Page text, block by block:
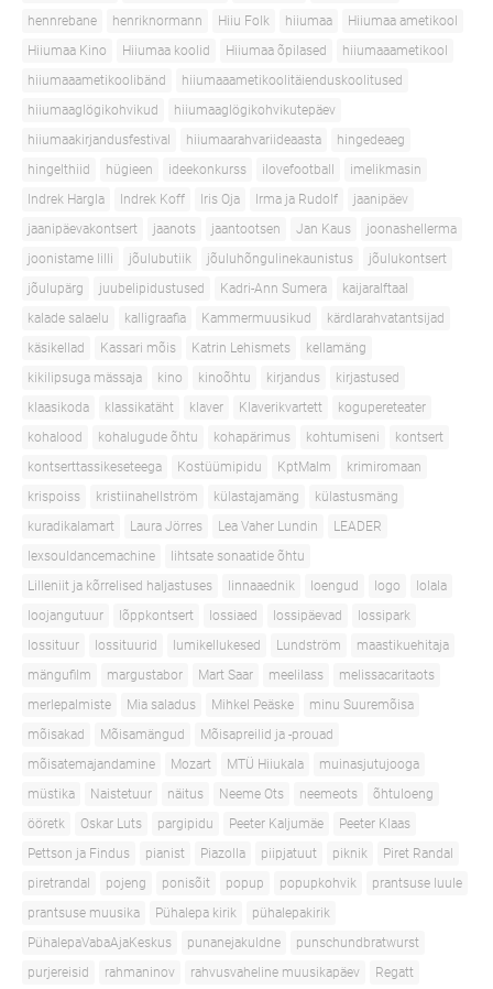
hennrebane
henriknormann Hiiu Folk hiiumaa
Hiiumaa ametikool
Hiiumaa Kino
Hiiumaa koolid Hiiumaa õpilased
hiiumaaametikool
hiiumaaametikoolibänd
hiiumaaametikoolitäienduskoolitused
hiiumaaglögikohvikud
hiiumaaglögikohvikutepäev
hiiumaakirjandusfestival
hiiumaarahvariideaasta
hingedeaeg
hingelthiid
hügieen ideekonkurss ilovefootball
imelikmasin
Indrek Hargla
Indrek Koff Iris Oja Irma ja Rudolf
jaanipäev
jaanipäevakontsert
jaanots jaantootsen Jan Kaus
joonashellerma
joonistame lilli
jõulubutiik jõuluhõngulinekaunistus
jõulukontsert
jõulupärg
juubelipidustused Kadri-Ann Sumera
kaijaralftaal
kalade salaelu
kalligraafia Kammermuusikud
kärdlarahvatantsijad
käsikellad
Kassari mõis Katrin Lehismets
kellamäng
kikilipsuga mässaja
kino kinoõhtu kirjandus
kirjastused
klaasikoda
klassikatäht klaver Klaverikvartett
kogupereteater
kohalood
kohalugude õhtu kohapärimus kohtumiseni
kontsert
kontserttassikeseteega
Kostüümipidu KptMalm
krimiromaan
krispoiss
kristiinahellström külastajamäng
külastusmäng
kuradikalamart
Laura Jörres Lea Vaher Lundin
LEADER
lexsouldancemachine
lihtsate sonaatide õhtu
Lilleniit ja kõrrelised haljastuses
linnaaednik loengud logo
lolala
loojangutuur
lõppkontsert lossiaed lossipäevad
lossipark
lossituur
lossituurid lumikellukesed Lundström
maastikuehitaja
mängufilm
margustabor Mart Saar meelilass
melissacaritaots
merlepalmiste
Mia saladus Mihkel Peäske
minu Suuremõisa
mõisakad
Mõisamängud
Mõisapreilid ja -prouad
mõisatemajandamine
Mozart MTÜ Hiiukala
muinasjutujooga
müstika
Naistetuur näitus Neeme Ots neemeots
õhtuloeng
ööretk
Oskar Luts pargipidu Peeter Kaljumäe
Peeter Klaas
Pettson ja Findus
pianist Piazolla piipjatuut piknik
Piret Randal
piretrandal
pojeng ponisõit popup popupkohvik
prantsuse luule
prantsuse muusika
Pühalepa kirik
pühalepakirik
PühalepaVabaAjaKeskus
punanejakuldne
punschundbratwurst
purjereisid
rahmaninov rahvusvaheline muusikapäev
Regatt